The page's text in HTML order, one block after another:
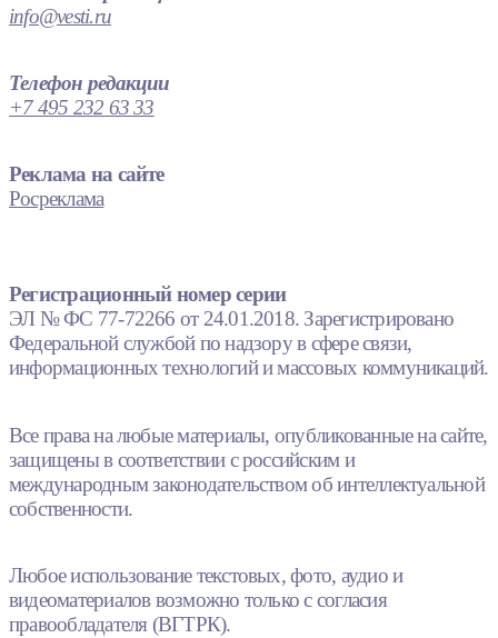
info@vesti.ru
Телефон редакции
+7 495 232 63 33
Реклама на сайте
Росреклама
Регистрационный номер серии
ЭЛ № ФС 77-72266 от 24.01.2018. Зарегистрировано
Федеральной службой по надзору в сфере связи,
информационных технологий и массовых коммуникаций.
Все права на любые материалы, опубликованные на сайте,
защищены в соответствии с российским и
международным законодательством об интеллектуальной
собственности.
Любое использование текстовых, фото, аудио и
видеоматериалов возможно только с согласия
правообладателя (ВГТРК).